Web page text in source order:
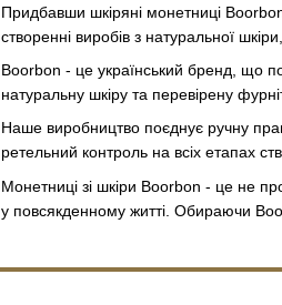
Придбавши шкіряні монетниці
створенні виробів з натуральної
Boorbon - це український бренд, що
натуральну шкіру та перевірену
Наше виробництво поєднує ручну
ретельний контроль на всіх етапах
Монетниці зі шкіри Boorbon - це не
у повсякденному житті. Обираючи